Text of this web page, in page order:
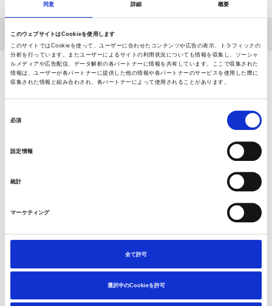
同意 詳細 概要
このウェブサイトはCookieを使用します
このサイトではCookieを使って、ユーザーに合わせたコンテンツや広告の表示、トラフィックの
分析を行っています。またユーザーによるサイトの利用状況についても情報を収集し、ソーシャ
ルメディアや広告配信、データ解析の各パートナーに情報を共有しています。ここで収集された
情報は、ユーザーが各パートナーに提供した他の情報や各パートナーのサービスを使用した際に
収集された情報と組み合わされ、各パートナーによって使用されることがあります。
必須
設定情報
統計
マーケティング
全て許可
選択中のCookieを許可
ホーム 関節お悩み用語集
相談できる病院をさがす
日本全国から、お近くの整形外科施設を検索することがで